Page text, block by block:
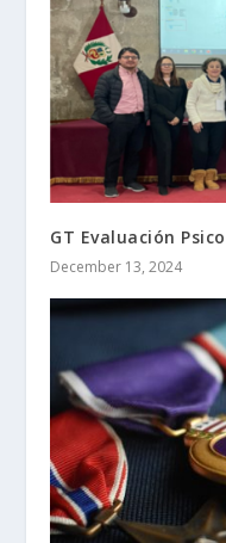
GT Evaluación
December 13, 2024